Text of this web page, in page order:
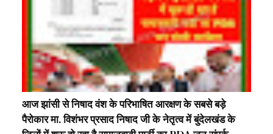
आज झांसी से निषाद वंश के परिभाषित आरक्षण के सबसे बड़े
पैरोकार मा. विशंभर प्रसाद निषाद जी के नेतृत्व में बुंदेलखंड के